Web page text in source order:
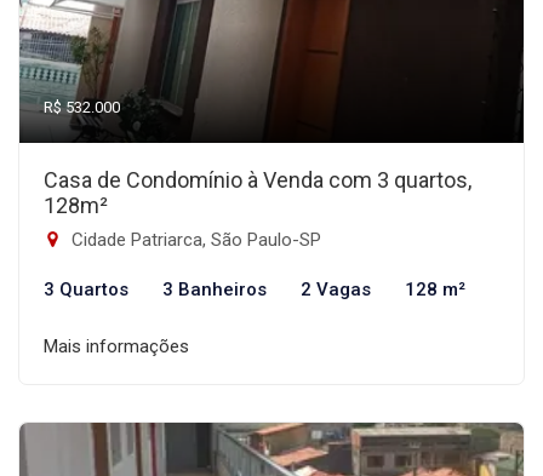
R$ 532.000
Casa de Condomínio à Venda com 3 quartos,
128m²
Cidade Patriarca, São Paulo-SP
3 Quartos 3 Banheiros 2 Vagas 128 m²
Mais informações